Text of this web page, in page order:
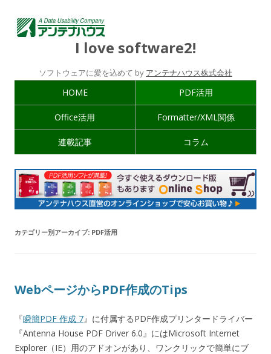
I love software2!
ソフトウェアに愛を込めて by アンテナハウス株式会社
HOME PDF活用
Office活用 Formatter/XML関係
連載記事 コラム
カテゴリー別アーカイブ: PDF活用
WebページからPDF作成のTips
『瞬簡PDF 作成 7』に付属するPDF作成プリンタードライバー
『Antenna House PDF Driver 6.0』にはMicrosoft Internet
Explorer（IE）用のアドオンがあり、ワンクリックで簡単にブ